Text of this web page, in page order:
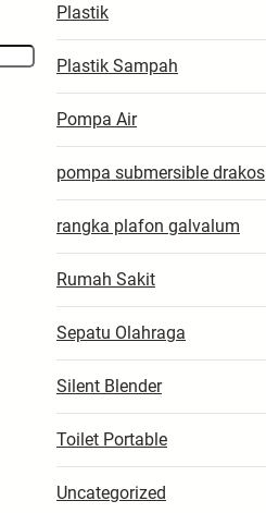
Plastik
Plastik Sampah
Pompa Air
pompa submersible drakos
rangka plafon galvalum
Rumah Sakit
Sepatu Olahraga
Silent Blender
Toilet Portable
Uncategorized